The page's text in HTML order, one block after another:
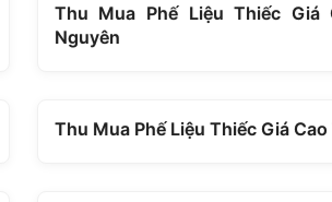
Thu Mua Phế Liệu Thiếc Giá
Nguyên
Thu Mua Phế Liệu Thiếc Giá